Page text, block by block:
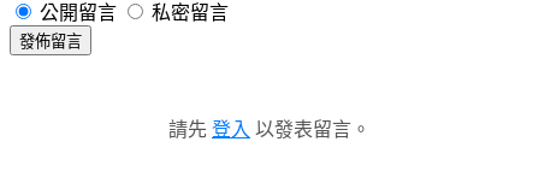
公開留言 私密留言
發佈留言
請先 登入 以發表留言。